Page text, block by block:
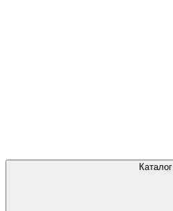
Каталог